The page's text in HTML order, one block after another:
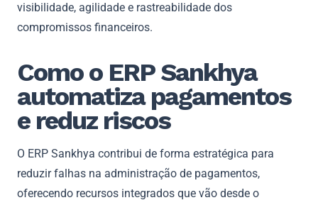
visibilidade, agilidade e rastreabilidade dos
compromissos financeiros.
Como o ERP Sankhya
automatiza pagamentos
e reduz riscos
O ERP Sankhya contribui de forma estratégica para
reduzir falhas na administração de pagamentos,
oferecendo recursos integrados que vão desde o